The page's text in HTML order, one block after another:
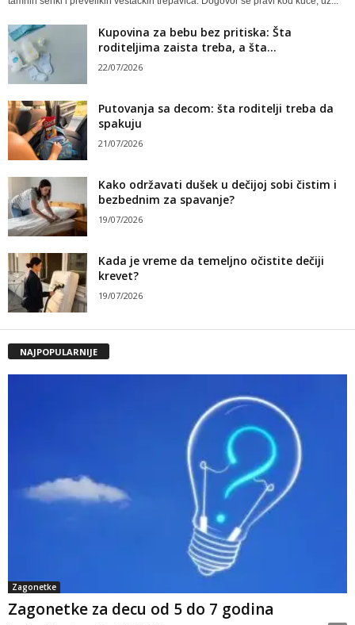
Kupovina za bebu bez pritiska: Šta
roditeljima zaista treba, a šta...
22/07/2026
Putovanja sa decom: šta roditelji treba da
spakuju
21/07/2026
Kako održavati dušek u dečijoj sobi čistim i
bezbednim za spavanje?
19/07/2026
Kada je vreme da temeljno očistite dečiji
krevet?
19/07/2026
NAJPOPULARNIJE
Zagonetke
Zagonetke za decu od 5 do 7 godina